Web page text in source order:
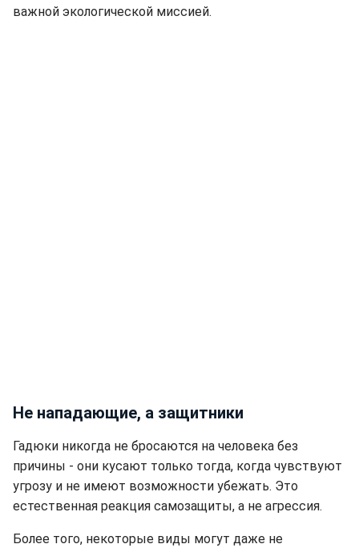
важной экологической миссией.
Не нападающие, а защитники
Гадюки никогда не бросаются на человека без
причины - они кусают только тогда, когда чувствуют
угрозу и не имеют возможности убежать. Это
естественная реакция самозащиты, а не агрессия.
Более того, некоторые виды могут даже не